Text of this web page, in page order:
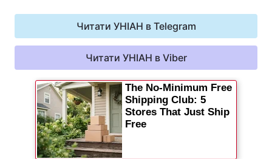
Одеса
Спорт Наука
Техно і зв'язок Лайт
Зброя
Читати УНІАН в Telegram
Читати УНІАН в Viber